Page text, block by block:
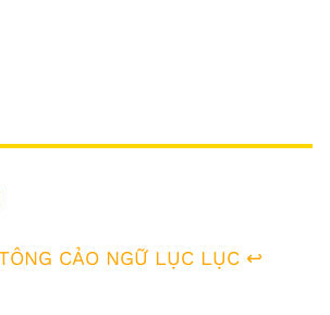
CẢO NGỮ LỤC LỤC ↩